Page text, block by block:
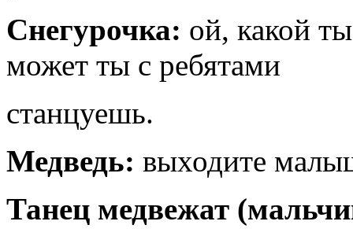
Снегурочка: ой, какой
может ты с ребятами
станцуешь.
Медведь: выходите
Танец медвежат